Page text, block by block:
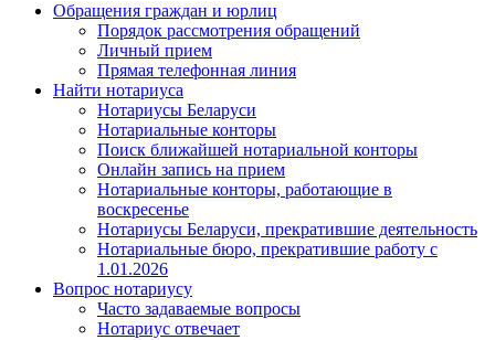
Обращения граждан и юрлиц
Порядок рассмотрения обращений
Личный прием
Прямая телефонная линия
Найти нотариуса
Нотариусы Беларуси
Нотариальные конторы
Поиск ближайшей нотариальной конторы
Онлайн запись на прием
Нотариальные конторы, работающие в
воскресенье
Нотариусы Беларуси, прекратившие деятельность
Нотариальные бюро, прекратившие работу с
1.01.2026
Вопрос нотариусу
Часто задаваемые вопросы
Нотариус отвечает